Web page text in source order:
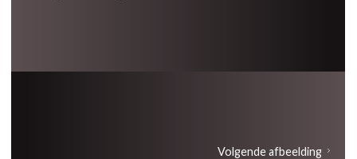
Volgende afbeelding